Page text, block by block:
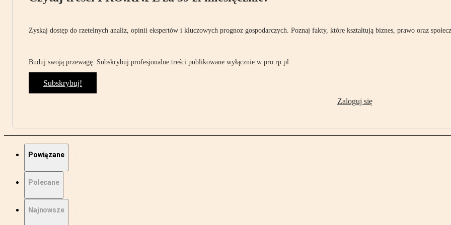
Zyskaj dostęp do rzetelnych analiz, opinii ekspertów i kluczowych prognoz gospodarczych. Poznaj fakty, które kształtują biznes, prawo oraz
Buduj swoją przewagę. Subskrybuj profesjonalne treści publikowane wyłącznie w pro.rp.pl.
Subskrybuj!
Zaloguj się
Powiązane
Polecane
Najnowsze